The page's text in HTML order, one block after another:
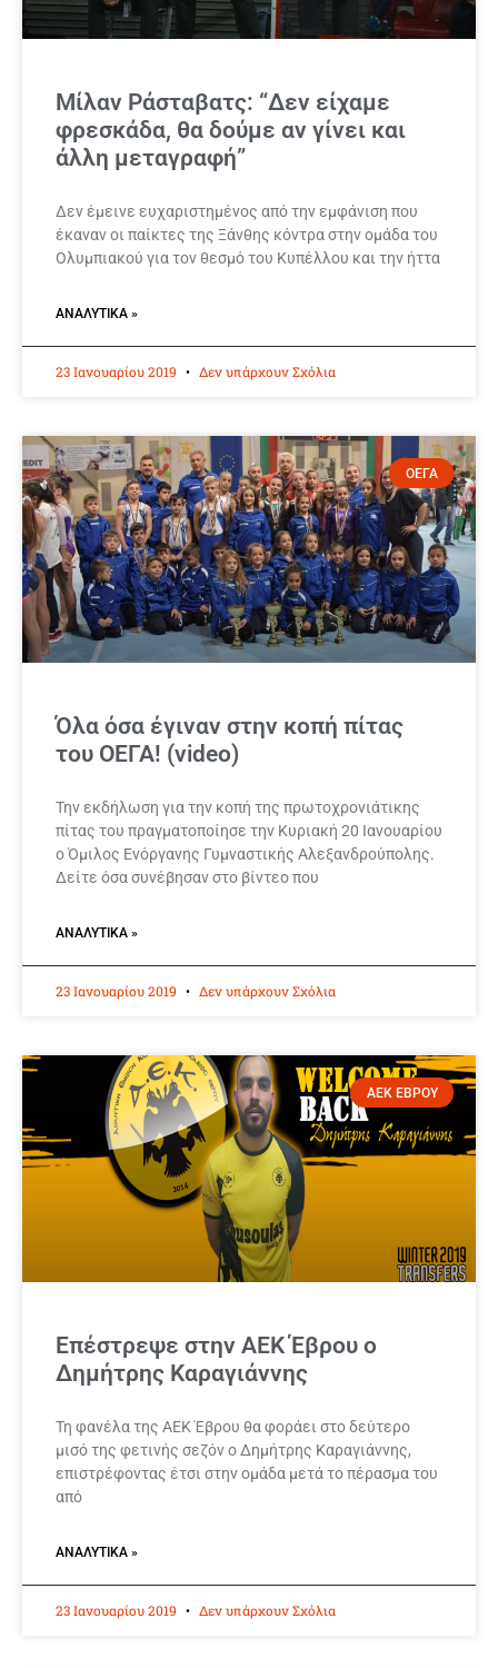
Μίλαν Ράσταβατς: “Δεν είχαμε
φρεσκάδα, θα δούμε αν γίνει και
άλλη μεταγραφή”
Δεν έμεινε ευχαριστημένος από την εμφάνιση που
έκαναν οι παίκτες της Ξάνθης κόντρα στην ομάδα του
Ολυμπιακού για τον θεσμό του Κυπέλλου και την ήττα
ΑΝΑΛΥΤΙΚΆ »
23 Ιανουαρίου 2019 Δεν υπάρχουν Σχόλια
ΟΕΓΑ
Όλα όσα έγιναν στην κοπή πίτας
του ΟΕΓΑ! (video)
Την εκδήλωση για την κοπή της πρωτοχρονιάτικης
πίτας του πραγματοποίησε την Κυριακή 20 Ιανουαρίου
ο Όμιλος Ενόργανης Γυμναστικής Αλεξανδρούπολης.
Δείτε όσα συνέβησαν στο βίντεο που
ΑΝΑΛΥΤΙΚΆ »
23 Ιανουαρίου 2019 Δεν υπάρχουν Σχόλια
ΑΕΚ ΕΒΡΟΥ
Επέστρεψε στην ΑΕΚ Έβρου ο
Δημήτρης Καραγιάννης
Τη φανέλα της ΑΕΚ Έβρου θα φοράει στο δεύτερο
μισό της φετινής σεζόν ο Δημήτρης Καραγιάννης,
επιστρέφοντας έτσι στην ομάδα μετά το πέρασμα του
από
ΑΝΑΛΥΤΙΚΆ »
23 Ιανουαρίου 2019 Δεν υπάρχουν Σχόλια